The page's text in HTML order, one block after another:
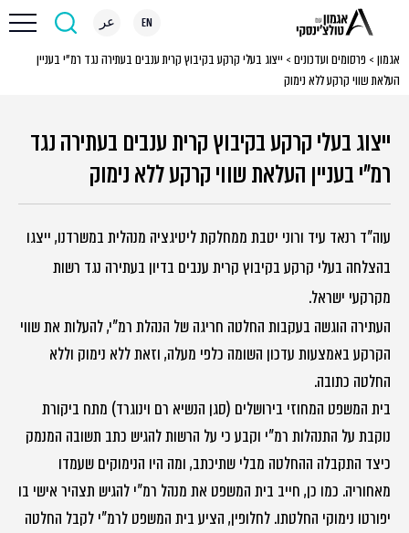
EN عر
אגמון > פרסומים ועדכונים > ייצוג בעלי קרקע בקיבוץ קרית ענבים בעתירה נגד רמ”י בעניין
העלאת שווי קרקע ללא נימוק
ייצוג בעלי קרקע בקיבוץ קרית ענבים בעתירה נגד
רמ"י בעניין העלאת שווי קרקע ללא נימוק
עוה"ד רנאד עיד ורוני יטבת ממחלקת ליטיגציה מנהלית במשרדנו, ייצגו
בהצלחה בעלי קרקע בקיבוץ קרית ענבים בדיון בעתירה נגד רשות
מקרקעי ישראל.
העתירה הוגשה בעקבות החלטה חריגה של הנהלת רמ"י, להעלות את שווי
הקרקע באמצעות עדכון השומה כלפי מעלה, וזאת ללא נימוק וללא
החלטה כתובה.
בית המשפט המחוזי בירושלים (סגן הנשיא רם וינוגרד) מתח ביקורת
נוקבת על התנהלות רמ"י וקבע כי על הרשות להגיש כתב תשובה המנמק
כיצד התקבלה ההחלטה מבלי שתיכתב, ומה היו הנימוקים שעמדו
מאחוריה. כמו כן, חייב בית המשפט את מנהל רמ״י להגיש תצהיר אישי בו
יפורטו נימוקי החלטתו. לחלופין, הציע בית המשפט לרמ"י לקבל החלטה